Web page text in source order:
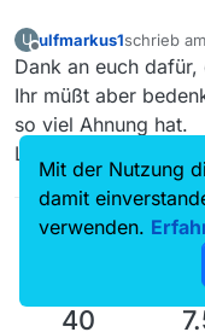
U
Offline
ulfmarkus1schrieb am
zuletzt
Dank an euch
Ihr müßt aber
so viel Ahnung hat.
Laien eben, wie ich
40
Mit der Nutzung
damit
verwenden.